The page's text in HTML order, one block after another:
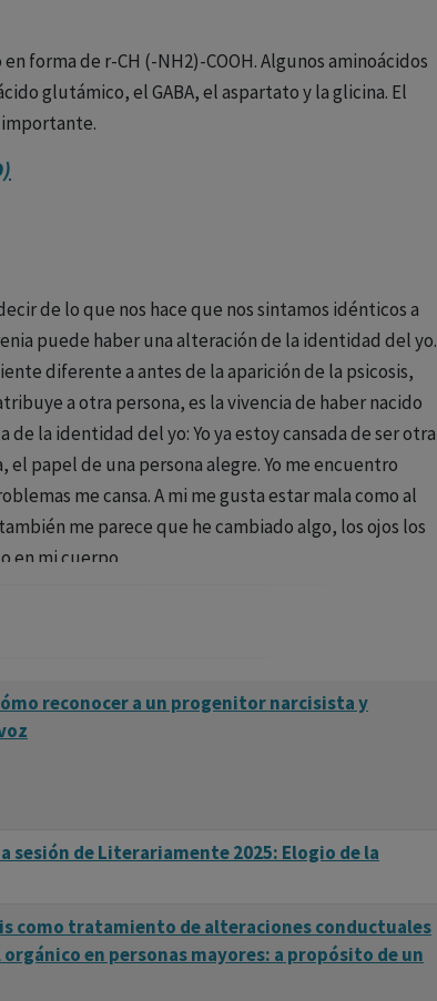
forma de r-CH (-NH2)-COOH. Algunos aminoácidos
glutámico, el GABA, el aspartato y la glicina. El
importante.
de lo que nos hace que nos sintamos idénticos a
puede haber una alteración de la identidad del yo.
diferente a antes de la aparición de la psicosis,
a otra persona, es la vivencia de haber nacido
la identidad del yo: Yo ya estoy cansada de ser otra
papel de una persona alegre. Yo me encuentro
me cansa. A mi me gusta estar mala como al
me parece que he cambiado algo, los ojos los
en mi cuerpo.
reconocer a un progenitor narcisista y
sesión de Literariamente 2025: Elogio de la
como tratamiento de alteraciones conductuales
en personas mayores: a propósito de un